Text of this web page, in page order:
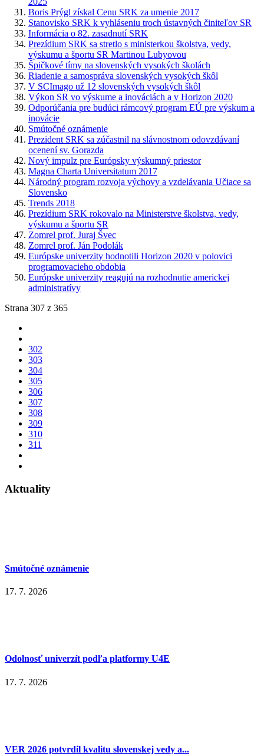
Boris Prýgl získal Cenu SRK za umenie 2017
Stanovisko SRK k vyhláseniu troch ústavných činiteľov SR
Informácia o 82. zasadnutí SRK
Prezídium SRK sa stretlo s ministerkou školstva, vedy,
výskumu a športu SR Martinou Lubyovou
Špičkové tímy na slovenských vysokých školách
Riadenie a samospráva slovenských vysokých škôl
V SCImago už 12 slovenských vysokých škôl
Výkon SR vo výskume a inováciách a v Horizon 2020
Odporúčania pre budúci rámcový program EÚ pre výskum a
inovácie
Smútočné oznámenie
Prezident SRK sa zúčastnil na slávnostnom odovzdávaní
ocenení sv. Gorazda
Nový impulz pre Európsky výskumný priestor
Magna Charta Universitatum 2017
Národný program rozvoja výchovy a vzdelávania Učiace sa
Slovensko
Trends 2018
Prezídium SRK rokovalo na Ministerstve školstva, vedy,
výskumu a športu SR
Zomrel prof. Juraj Švec
Zomrel prof. Ján Podolák
Európske univerzity hodnotili Horizon 2020 v polovici
programovacieho obdobia
Európske univerzity reagujú na rozhodnutie americkej
administratívy
Strana 307 z 365
302
303
304
305
306
307
308
309
310
311
Aktuality
Smútočné oznámenie
17. 7. 2026
Odolnosť univerzít podľa platformy U4E
17. 7. 2026
VER 2026 potvrdil kvalitu slovenskej vedy a...